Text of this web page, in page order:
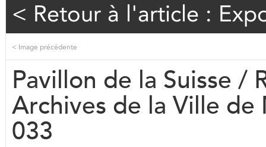
< Retour à l'article :
< Image précédente
Pavillon de la Suisse /
Archives de la Ville
033